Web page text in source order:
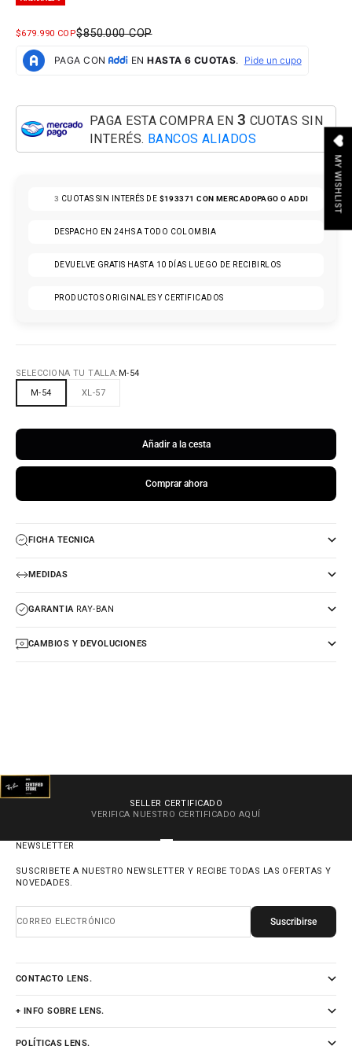
PRECIO DE OFERTA
$679.990 COPPRECIO NORMAL
$850.000 COP
PAGA ESTA COMPRA EN 3 CUOTAS SIN
INTERÉS. BANCOS ALIADOS
3 CUOTAS SIN INTERÉS DE $193371CON MERCADOPAGO O ADDI
DESPACHO EN 24HS A TODO COLOMBIA
DEVUELVE GRATIS HASTA 10 DÍAS LUEGO DE RECIBIRLOS
PRODUCTOS ORIGINALES Y CERTIFICADOS
SELECCIONA TU TALLA: M-54
M-54
XL-57
Añadir a la cesta
Comprar ahora
FICHA TECNICA
MEDIDAS
GARANTIARAY-BAN
CAMBIOS Y DEVOLUCIONES
SELLER CERTIFICADO
VERIFICA NUESTRO CERTIFICADO AQUÍ
NEWSLETTER
SUSCRIBETE A NUESTRO NEWSLETTER Y RECIBE TODAS LAS OFERTAS Y
NOVEDADES.
CORREO ELECTRÓNICO Suscribirse
CONTACTO LENS.
+ INFO SOBRE LENS.
POLÍTICAS LENS.
MY WISHLIST